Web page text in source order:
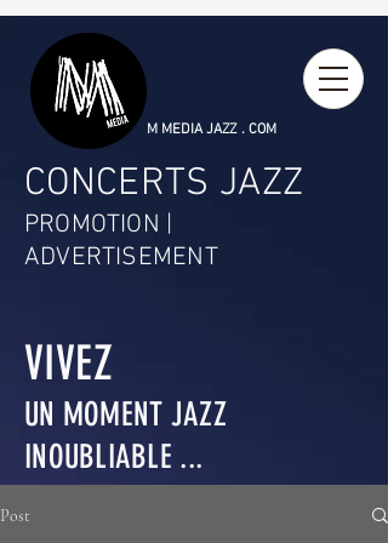
M MEDIA JAZZ . COM
CONCERTS JAZZ
PROMOTION |
ADVERTISEMENT
VIVEZ
UN MOMENT JAZZ
INOUBLIABLE ...
Post